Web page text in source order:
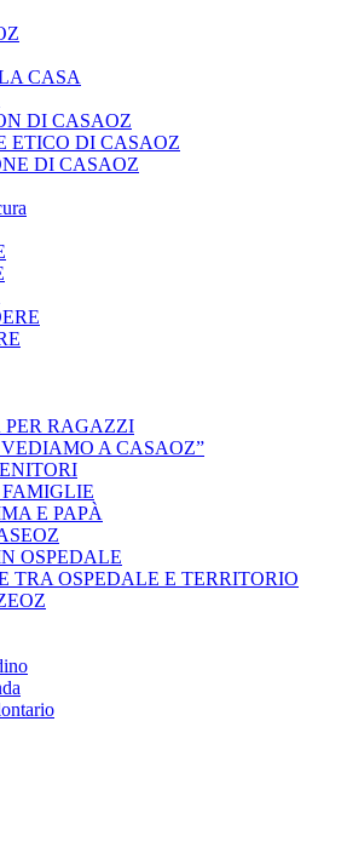
CASA
DI CASAOZ
ETICO DI CASAOZ
DI CASAOZ
RAGAZZI
VEDIAMO A CASAOZ”
E PAPÀ
OSPEDALE
TRA OSPEDALE E TERRITORIO